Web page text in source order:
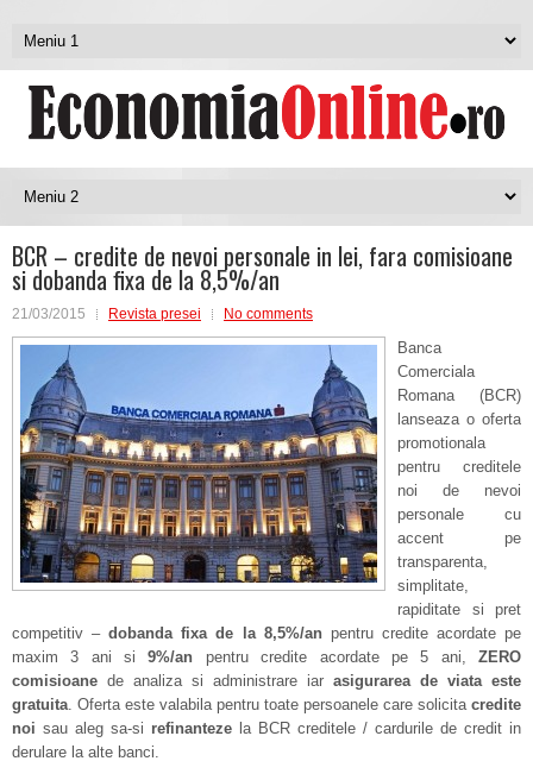
BCR – credite de nevoi personale in lei, fara comisioane
si dobanda fixa de la 8,5%/an
21/03/2015 Revista presei No comments
Banca
Comerciala
Romana (BCR)
lanseaza o oferta
promotionala
pentru creditele
noi de nevoi
personale cu
accent pe
transparenta,
simplitate,
rapiditate si pret
competitiv –dobanda fixa de la 8,5%/an pentru credite acordate pe
maxim 3 ani si 9%/an pentru credite acordate pe 5 ani,ZERO
comisioane de analiza si administrare iar asigurarea de viata este
gratuita. Oferta este valabila pentru toate persoanele care solicita credite
noi sau aleg sa-si refinanteze la BCR creditele / cardurile de credit in
derulare la alte banci.